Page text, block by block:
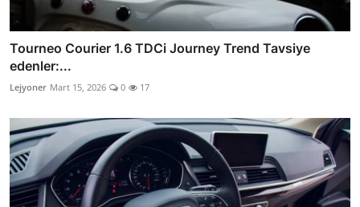
Tourneo Courier 1.6 TDCi Journey Trend Tavsiye
edenler:...
Lejyoner Mart 15, 2026 0 17